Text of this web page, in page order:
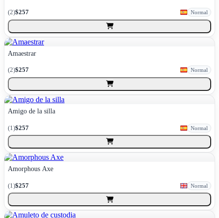
(2)$257 Normal
Amaestrar
(2)$257 Normal
Amigo de la silla
(1)$257 Normal
Amorphous Axe
(1)$257 Normal